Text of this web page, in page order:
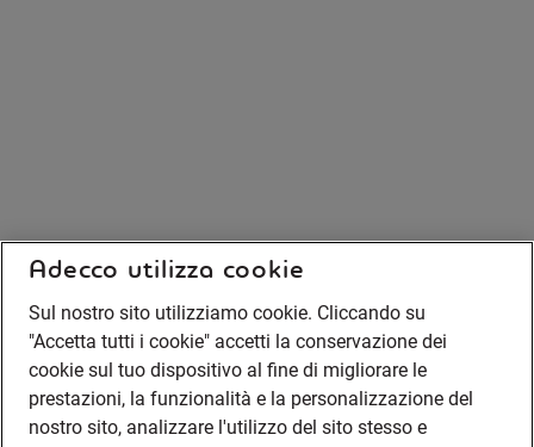
Adecco utilizza cookie
Sul nostro sito utilizziamo cookie. Cliccando su
"Accetta tutti i cookie" accetti la conservazione dei
cookie sul tuo dispositivo al fine di migliorare le
prestazioni, la funzionalità e la personalizzazione del
nostro sito, analizzare l'utilizzo del sito stesso e